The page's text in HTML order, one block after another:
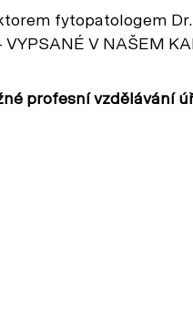
fytopatologem
VYPSANÉ V NAŠEM
profesní vzdělávání